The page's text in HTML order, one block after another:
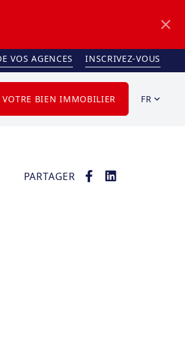
VOS AGENCES INSCRIVEZ-VOUS
BIEN IMMOBILIER FR
PARTAGER